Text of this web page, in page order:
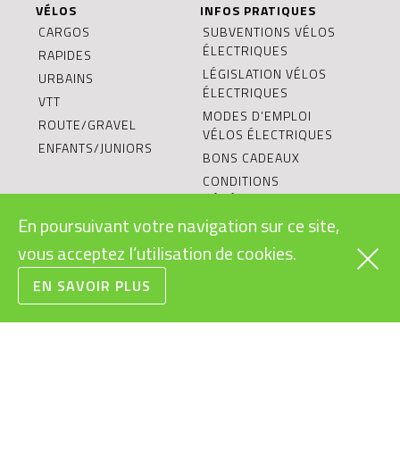
VÉLOS
CARGOS
RAPIDES
URBAINS
VTT
ROUTE/GRAVEL
ENFANTS/JUNIORS
INFOS PRATIQUES
SUBVENTIONS VÉLOS
ÉLECTRIQUES
LÉGISLATION VÉLOS
ÉLECTRIQUES
MODES D’EMPLOI
VÉLOS ÉLECTRIQUES
BONS CADEAUX
CONDITIONS
GÉNÉRALES DE VENTE
RECYCLAGE DES
BATTERIES
LE VÉLO ÉLECTRIQUE:
L’ÉQUIPE
VÉLOS ÉLECTRIQUES
En poursuivant votre navigation sur ce site,
vous acceptez l’utilisation de cookies.
EN SAVOIR PLUS